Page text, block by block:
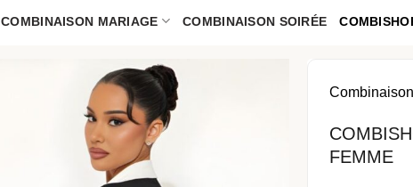
COMBINAISON MARIAGE COMBINAISON SOIRÉE
FEMME